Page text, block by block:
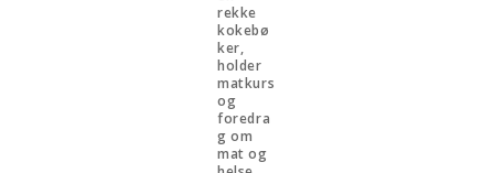
rekke
kokebø
ker,
holder
matkurs
og
foredra
g om
mat og